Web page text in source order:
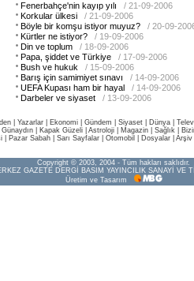
Fenerbahçe'nin kayıp yılı
/ 21-09-2006
Korkular ülkesi
/ 21-09-2006
Böyle bir komşu istiyor muyuz?
/ 20-09-
Kürtler ne istiyor?
/ 19-09-2006
Din ve toplum
/ 18-09-2006
Papa, şiddet ve Türkiye
/ 17-09-2006
Bush ve hukuk
/ 15-09-2006
Barış için samimiyet sınavı
/ 14-09-2006
UEFA Kupası ham bir hayal
/ 14-09-2006
Darbeler ve siyaset
/ 13-09-2006
Yazarlar Ekonomi Gündem Siyaset Dünya |
Günaydın Kapak Güzeli Astroloji Magazin Sağlık
Pazar Sabah Sarı Sayfalar Otomobil Dosyalar Arşiv
Copyright © 2003, 2004 - Tüm hakları saklıdır.
GAZETE DERGİ BASIM YAYINCILIK SANAYİ VE
Üretim ve Tasarım